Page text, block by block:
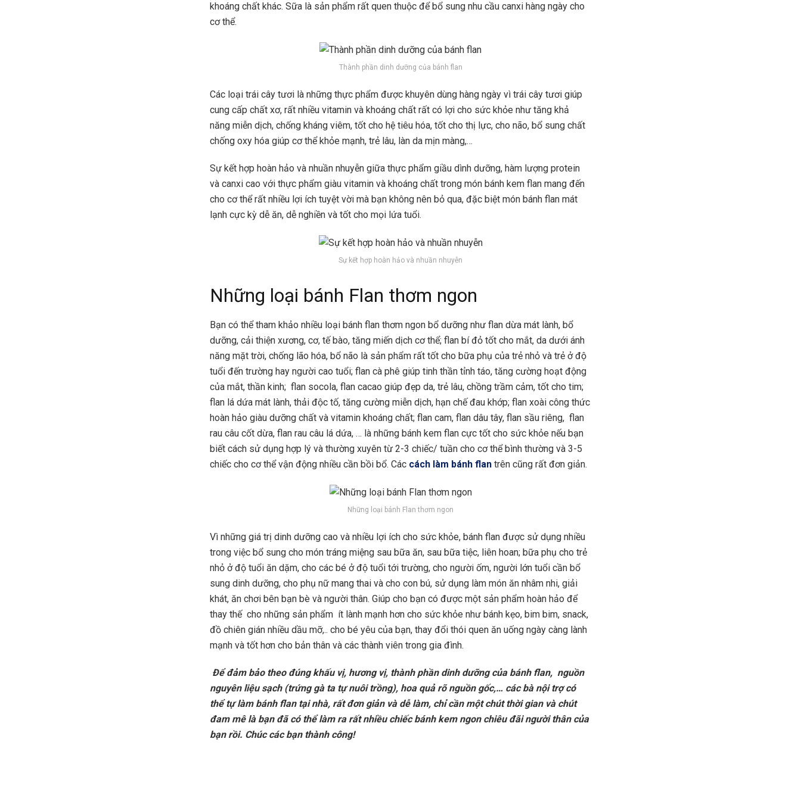
khoáng chất khác. Sữa là sản phẩm rất quen thuộc để bổ sung nhu cầu canxi hàng ngày cho
cơ thể.
Thành phần dinh dưỡng của bánh flan
Các loại trái cây tươi là những thực phẩm được khuyên dùng hàng ngày vì trái cây tươi giúp
cung cấp chất xơ, rất nhiều vitamin và khoáng chất rất có lợi cho sức khỏe như tăng khả
năng miễn dịch, chống kháng viêm, tốt cho hệ tiêu hóa, tốt cho thị lực, cho não, bổ sung chất
chống oxy hóa giúp cơ thể khỏe mạnh, trẻ lâu, làn da mịn màng,…
Sự kết hợp hoàn hảo và nhuần nhuyễn giữa thực phẩm giầu dình dưỡng, hàm lượng protein
và canxi cao với thực phẩm giàu vitamin và khoáng chất trong món bánh kem flan mang đến
cho cơ thể rất nhiều lợi ích tuyệt vời mà bạn không nên bỏ qua, đặc biệt món bánh flan mát
lạnh cực kỳ dễ ăn, dễ nghiền và tốt cho mọi lứa tuổi.
Sự kết hợp hoàn hảo và nhuần nhuyễn
Những loại bánh Flan thơm ngon
Bạn có thể tham khảo nhiều loại bánh flan thơm ngon bổ dưỡng như flan dừa mát lành, bổ
dưỡng, cải thiện xương, cơ, tế bào, tăng miến dịch cơ thể; flan bí đỏ tốt cho mắt, da dưới ánh
năng mặt trời, chống lão hóa, bổ não là sản phẩm rất tốt cho bữa phụ của trẻ nhỏ và trẻ ở độ
tuổi đến trường hay người cao tuổi; flan cà phê giúp tinh thần tỉnh táo, tăng cường hoạt động
của mắt, thần kinh; flan socola, flan cacao giúp đẹp da, trẻ lâu, chồng trầm cảm, tốt cho tim;
flan lá dứa mát lành, thải độc tố, tăng cường miễn dịch, hạn chế đau khớp; flan xoài công thức
hoàn hảo giàu dưỡng chất và vitamin khoáng chất; flan cam, flan dâu tây, flan sầu riêng, flan
rau câu cốt dừa, flan rau câu lá dứa, … là những bánh kem flan cực tốt cho sức khỏe nếu bạn
biết cách sử dụng hợp lý và thường xuyên từ 2-3 chiếc/ tuần cho cơ thể bình thường và 3-5
chiếc cho cơ thể vận động nhiều cần bồi bổ. Các cách làm bánh flan trên cũng rất đơn giản.
Những loại bánh Flan thơm ngon
Vì những giá trị dinh dưỡng cao và nhiều lợi ích cho sức khỏe, bánh flan được sử dụng nhiều
trong việc bổ sung cho món tráng miệng sau bữa ăn, sau bữa tiệc, liên hoan; bữa phụ cho trẻ
nhỏ ở độ tuổi ăn dặm, cho các bé ở độ tuổi tới trường, cho người ốm, người lớn tuổi cần bổ
sung dinh dưỡng, cho phụ nữ mang thai và cho con bú, sử dụng làm món ăn nhâm nhi, giải
khát, ăn chơi bên bạn bè và người thân. Giúp cho bạn có được một sản phẩm hoàn hảo để
thay thế cho những sản phẩm ít lành mạnh hơn cho sức khỏe như bánh kẹo, bim bim, snack,
đồ chiên gián nhiều dầu mỡ,.. cho bé yêu của bạn, thay đổi thói quen ăn uống ngày càng lành
mạnh và tốt hơn cho bản thân và các thành viên trong gia đình.
Để đảm bảo theo đúng khấu vị, hương vị, thành phần dinh dưỡng của bánh flan, nguồn
nguyên liệu sạch (trứng gà ta tự nuôi trồng), hoa quả rõ nguồn gốc,… các bà nội trợ có
thể tự làm bánh flan tại nhà, rất đơn giản và dễ làm, chỉ cần một chút thời gian và chút
đam mê là bạn đã có thể làm ra rất nhiều chiếc bánh kem ngon chiêu đãi người thân của
bạn rồi. Chúc các bạn thành công!